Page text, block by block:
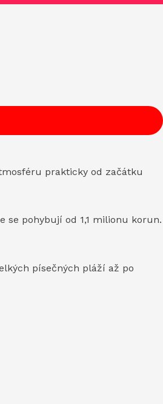
prakticky od začátku
se pohybují od 1,1 milionu korun.
písečných pláží až po